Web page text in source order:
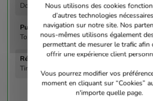
Documentaire
Tous publics
Tim Haines
Nous utilisons des cookies
d’autres technologies
navigation sur notre site. Nos
nous-mêmes utilisons également
permettant de mesurer le trafic afin
offrir une expérience client
Vous pourrez modifier vos
moment en cliquant sur “Cookies”
n'importe quelle page.